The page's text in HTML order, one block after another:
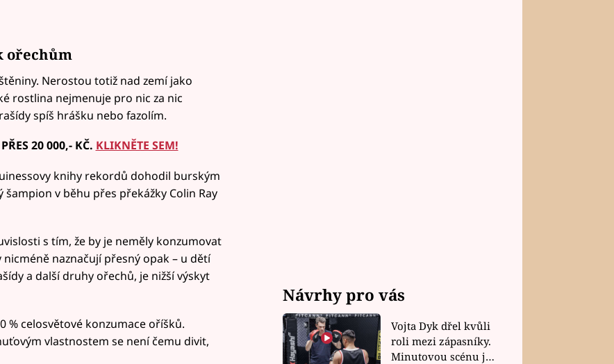
ořechům
Nerostou totiž nad zemí jako
rostlina nejmenuje pro nic za nic
spíš hrášku nebo fazolím.
20 000,- KČ. KLIKNĚTE SEM!
knihy rekordů dohodil burským
v běhu přes překážky Colin Ray
s tím, že by je neměly konzumovat
naznačují přesný opak – u dětí
a další druhy ořechů, je nižší výskyt
% celosvětové konzumace oříšků.
vlastnostem se není čemu divit,
Návrhy pro vás
Vojta Dyk dřel kvůli
roli mezi zápasníky.
Minutovou scénu jel